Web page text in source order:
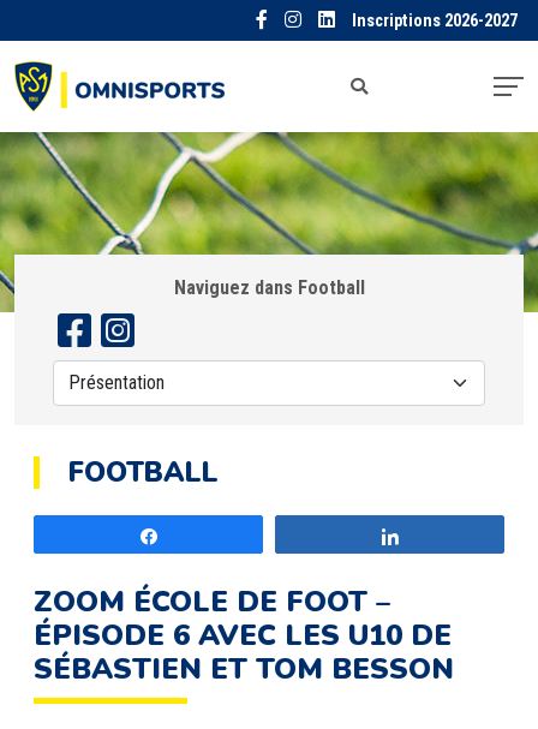
Inscriptions 2026-2027
Naviguez dans Football
FOOTBALL
ZOOM ÉCOLE DE FOOT –
ÉPISODE 6 AVEC LES U10 DE
SÉBASTIEN ET TOM BESSON